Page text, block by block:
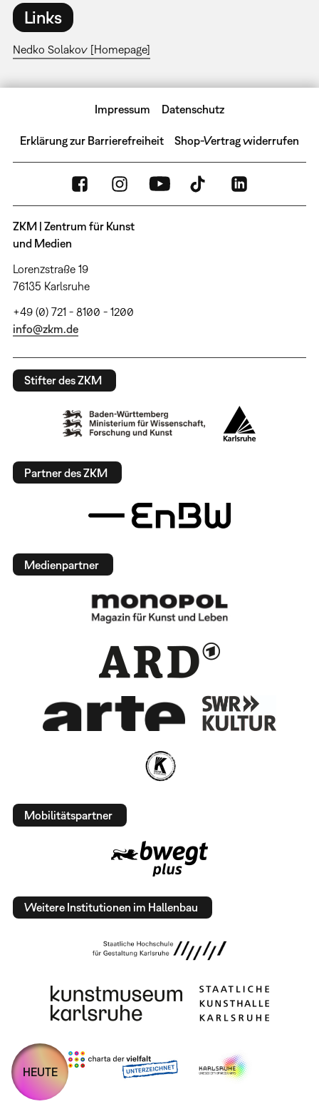
Links
Nedko Solakov [Homepage]
Impressum Datenschutz
Erklärung zur Barrierefreiheit Shop-Vertrag widerrufen
ZKM | Zentrum für Kunst
und Medien
Lorenzstraße 19
76135 Karlsruhe
+49 (0) 721 - 8100 - 1200
info@zkm.de
Stifter des ZKM
Partner des ZKM
Medienpartner
Mobilitätspartner
Weitere Institutionen im Hallenbau
HEUTE